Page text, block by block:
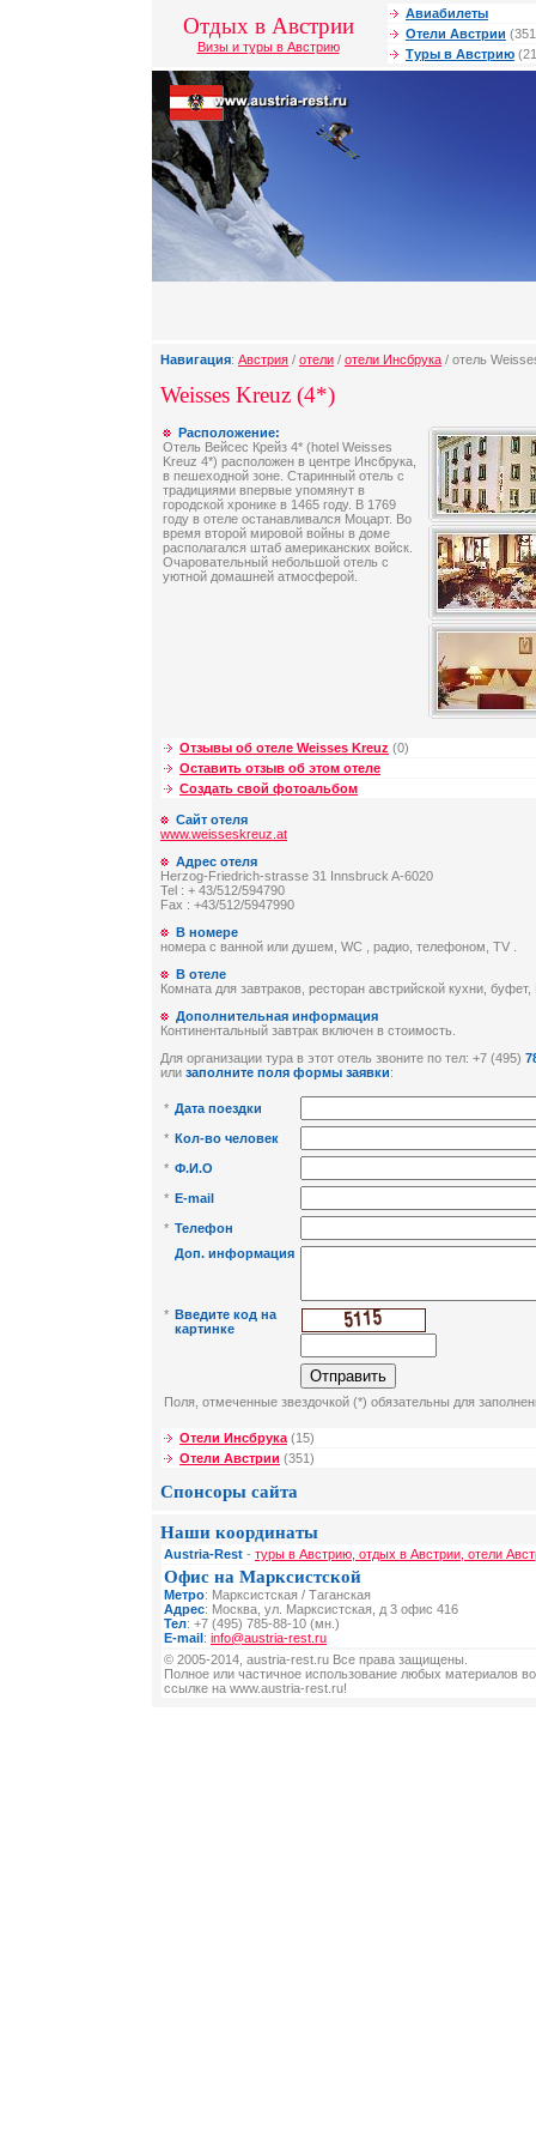
Отдых в Австрии
Визы и туры в Австрию
Авиабилеты
Отели Австрии
Туры в Австрию
Навигация: Австрия / отели / отели Инсбрука / отель
Weisses Kreuz (4*)
Расположение:
Отель Вейсес Крейз 4* (hotel Weisses
Kreuz 4*) расположен в центре Инсбрука,
в пешеходной зоне. Старинный отель с
традициями впервые упомянут в
городской хронике в 1465 году. В 1769
году в отеле останавливался Моцарт. Во
время второй мировой войны в доме
располагался штаб американских войск.
Очаровательный небольшой отель с
уютной домашней атмосферой.
Отзывы об отеле Weisses Kreuz (0)
Оставить отзыв об этом отеле
Создать свой фотоальбом
Сайт отеля
www.weisseskreuz.at
Адрес отеля
Herzog-Friedrich-strasse 31 Innsbruck A-6020
Tel : + 43/512/594790
Fax : +43/512/5947990
В номере
номера с ванной или душем, WC , радио, телефоном, TV .
В отеле
Комната для завтраков, ресторан австрийской кухни,
Дополнительная информация
Континентальный завтрак включен в стоимость.
Для организации тура в этот отель звоните по тел: +7 (495)
или заполните поля формы заявки:
* Дата поездки
* Кол-во человек
* Ф.И.О
* E-mail
* Телефон
Доп. информация
* Введите код на
картинке
Поля, отмеченные звездочкой (*) обязательны для
Отели Инсбрука(15)
Отели Австрии (351)
Спонсоры сайта
Наши координаты
Austria-Rest - туры в Австрию, отдых в Австрии, отели
Офис на Марксистской
Метро: Марксистская / Таганская
Адрес: Москва, ул. Марксистская, д 3 офис 416
Тел: +7 (495) 785-88-10 (мн.)
E-mail: info@austria-rest.ru
© 2005-2014, austria-rest.ru Все права защищены.
Полное или частичное использование любых материалов
ссылке на www.austria-rest.ru!